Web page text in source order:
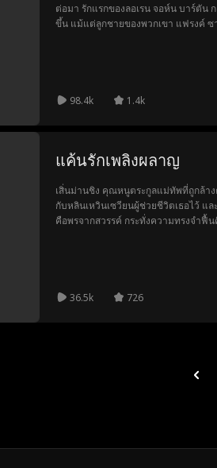
ต่อมา รักแรกของลอเรน จอห์น บาร์ตัน
ขึ้น แม้แต่ลูกชายของพวกเขา แฟรงค์ ซ
98.4k 1.4k
แค้นรักเพลิงผลาญ
เสิ่นม่านชิง คุณหนูตระกูลแม่ทัพที่ถูกล้า
กับหลินเหวินเซวียนผู้ช่วยชีวิตเธอไว้ แ
คือพรจากสวรรค์ กระทั่งความทรงจำฟื้
วินเซวียนคุกเข่าขอขมา เซี่ยอวี้อันกลั
ไม่ถึงตาแกมายุ่ง'
36.5k 726